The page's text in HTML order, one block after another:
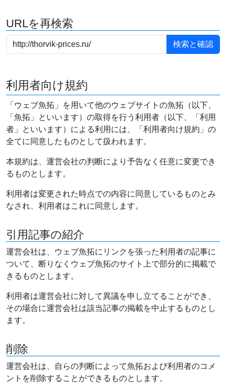
URLを再検索
利用者向け規約
「ウェブ魚拓」を用いて他のウェブサイトの魚拓（以下、
「魚拓」といいます）の取得を行う利用者（以下、「利用
者」といいます）による利用には、「利用者向け規約」の
全てに同意したものとして扱われます。
本規約は、運営会社の判断により予告なく任意に変更でき
るものとします。
利用者は変更された時点での内容に同意しているものとみ
なされ、利用者はこれに同意します。
引用記事の紹介
運営会社は、ウェブ魚拓にリンクを張った利用者の記事に
ついて、断りなくウェブ魚拓のサイト上で部分的に掲載で
きるものとします。
利用者は運営会社に対して異議を申し立てることができ、
その場合に運営会社は該当記事の掲載を中止するものとし
ます。
削除
運営会社は、自らの判断によって魚拓および利用者のコメ
ントを削除することができるものとします。